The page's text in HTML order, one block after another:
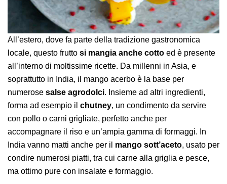
All’estero, dove fa parte della tradizione gastronomica
locale, questo frutto si mangia anche cotto ed è presente
all’interno di moltissime ricette. Da millenni in Asia, e
soprattutto in India, il mango acerbo è la base per
numerose salse agrodolci. Insieme ad altri ingredienti,
forma ad esempio il chutney, un condimento da servire
con pollo o carni grigliate, perfetto anche per
accompagnare il riso e un’ampia gamma di formaggi. In
India vanno matti anche per il mango sott’aceto, usato per
condire numerosi piatti, tra cui carne alla griglia e pesce,
ma ottimo pure con insalate e formaggio.